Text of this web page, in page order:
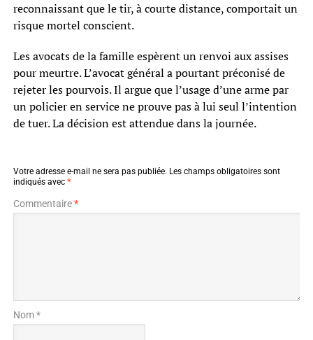
reconnaissant que le tir, à courte distance, comportait un
risque mortel conscient.
Les avocats de la famille espèrent un renvoi aux assises
pour meurtre. L’avocat général a pourtant préconisé de
rejeter les pourvois. Il argue que l’usage d’une arme par
un policier en service ne prouve pas à lui seul l’intention
de tuer. La décision est attendue dans la journée.
Votre adresse e-mail ne sera pas publiée. Les champs obligatoires sont
indiqués avec *
Commentaire*
Nom *